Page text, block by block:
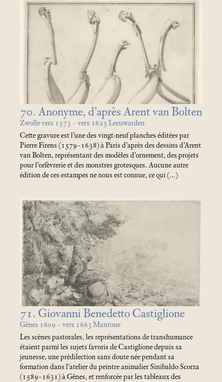
70. Anonyme, d’après Arent van Bolten
Zwolle vers 1573 – vers 1625 Leeuwarden
Cette gravure est l’une des vingt-neuf planches éditées par
Pierre Firens (1579–1638) à Paris d’après des dessins d’Arent
van Bolten, représentant des modèles d’ornement, des projets
pour l’orfèvrerie et des monstres grotesques. Aucune autre
édition de ces estampes ne nous est connue, ce qui (…)
71. Giovanni Benedetto Castiglione
Gênes 1609 – vers 1663 Mantoue
Les scènes pastorales, les représentations de transhumance
étaient parmi les sujets favoris de Castiglione depuis sa
jeunesse, une prédilection sans doute née pendant sa
formation dans l’atelier du peintre animalier Sinibaldo Scorza
(1589–1631) à Gênes, et renforcée par les tableaux des